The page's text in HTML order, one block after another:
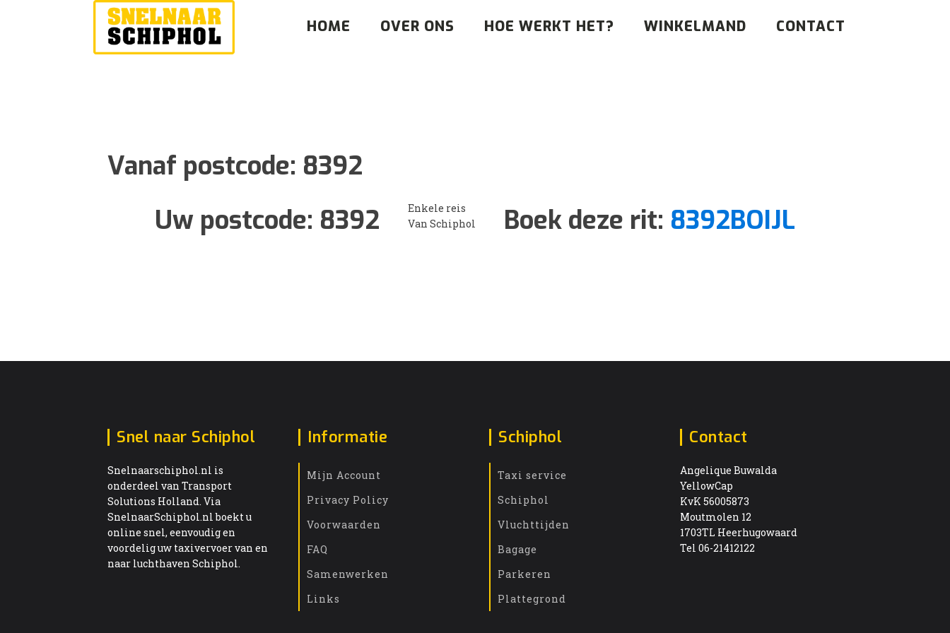
HOME OVER ONS HOE WERKT HET? WINKELMAND CONTACT
Vanaf postcode: 8392
Uw postcode: 8392
Enkele reis
Van Schiphol
Boek deze rit: 8392BOIJL
Snel naar Schiphol
Snelnaarschiphol.nl is
onderdeel van Transport
Solutions Holland. Via
SnelnaarSchiphol.nl boekt u
online snel, eenvoudig en
voordelig uw taxivervoer van en
naar luchthaven Schiphol.
Informatie
Mijn Account
Privacy Policy
Voorwaarden
FAQ
Samenwerken
Links
Schiphol
Taxi service
Schiphol
Vluchttijden
Bagage
Parkeren
Plattegrond
Contact
Angelique Buwalda
YellowCap
KvK 56005873
Moutmolen 12
1703TL Heerhugowaard
Tel 06-21412122